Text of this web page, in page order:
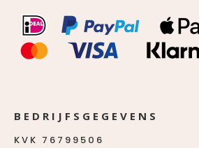
BEDRIJFSGEGEVENS
KVK 76799506